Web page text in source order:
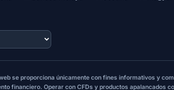
se proporciona únicamente con fines informativos y
financiero. Operar con CFDs y productos apalancados